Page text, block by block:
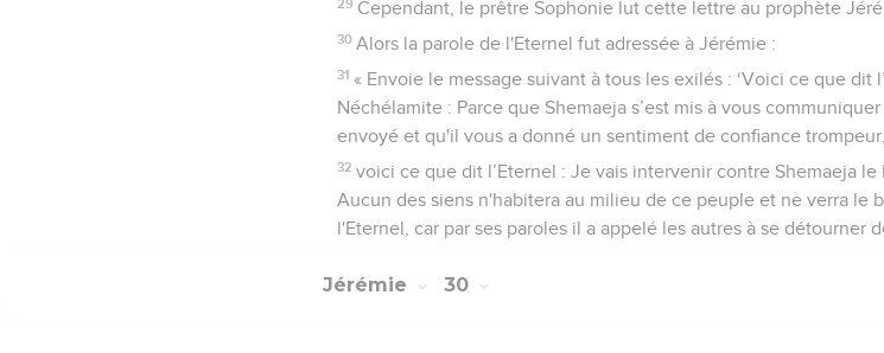
29 Cependant, le prêtre Sophonie lut cette lettre au prophète
30 Alors la parole de l'Eternel fut adressée à Jérémie :
31 « Envoie le message suivant à tous les exilés : ‘Voici ce que dit
Néchélamite : Parce que Shemaeja s’est mis à vous
envoyé et qu'il vous a donné un sentiment de confiance trompeur,
32 voici ce que dit l’Eternel : Je vais intervenir contre Shemaeja
Aucun des siens n'habitera au milieu de ce peuple et ne verra le
l'Eternel, car par ses paroles il a appelé les autres à se détourner
Jérémie 30